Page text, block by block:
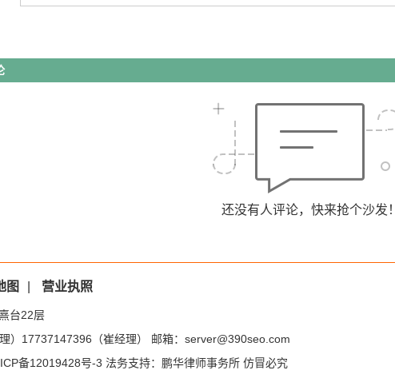
还没有人评论，快来抢个沙发！
图 营业执照
台22层
）17737147396（崔经理） 邮箱：server@390seo.com
备12019428号-3 法务支持：鹏华律师事务所 仿冒必究